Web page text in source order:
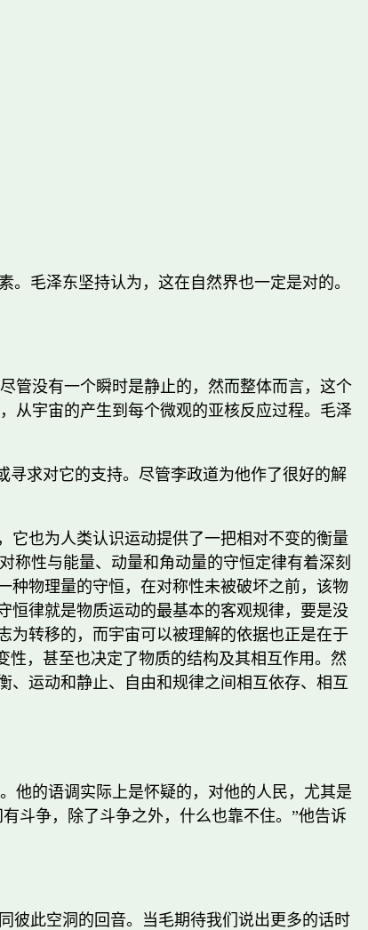
毛泽东坚持认为，这在自然界也一定是对的。
管没有一个瞬时是静止的，然而整体而言，这个
从宇宙的产生到每个微观的亚核反应过程。毛泽
寻求对它的支持。尽管李政道为他作了很好的解
它也为人类认识运动提供了一把相对不变的衡量
称性与能量、动量和角动量的守恒定律有着深刻
种物理量的守恒，在对称性未被破坏之前，该物
恒律就是物质运动的最基本的客观规律，要是没
为转移的，而宇宙可以被理解的依据也正是在于
性，甚至也决定了物质的结构及其相互作用。然
、运动和静止、自由和规律之间相互依存、相互
他的语调实际上是怀疑的，对他的人民，尤其是
斗争，除了斗争之外，什么也靠不住。”他告诉
此空洞的回音。当毛期待我们说出更多的话时